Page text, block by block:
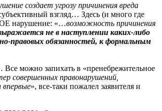
создает угрозу причинения вреда
взгляд… Здесь (и много где
нарушение: «…возможность причинения
не в наступлении каких-либо
правовых обязанностей, к формальным
можно запихать в «пренебрежительное
совершенных правонарушений,
», все-таки пожалел заявителя и